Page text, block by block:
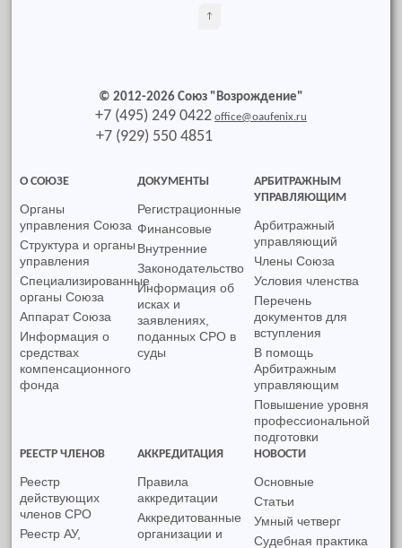
↑
© 2012-2026 Союз "Возрождение"
+7 (495) 249 0422 office@oaufenix.ru
+7 (929) 550 4851
О СОЮЗЕ
Органы
управления Союза
Структура и органы
управления
Специализированные
органы Союза
Аппарат Союза
Информация о
средствах
компенсационного
фонда
ДОКУМЕНТЫ
Регистрационные
Финансовые
Внутренние
Законодательство
Информация об
исках и
заявлениях,
поданных СРО в
суды
АРБИТРАЖНЫМ
УПРАВЛЯЮЩИМ
Арбитражный
управляющий
Члены Союза
Условия членства
Перечень
документов для
вступления
В помощь
Арбитражным
управляющим
Повышение уровня
профессиональной
подготовки
РЕЕСТР ЧЛЕНОВ
Реестр
действующих
членов СРО
Реестр АУ,
АККРЕДИТАЦИЯ
Правила
аккредитации
Аккредитованные
организации и
НОВОСТИ
Основные
Статьи
Умный четверг
Судебная практика